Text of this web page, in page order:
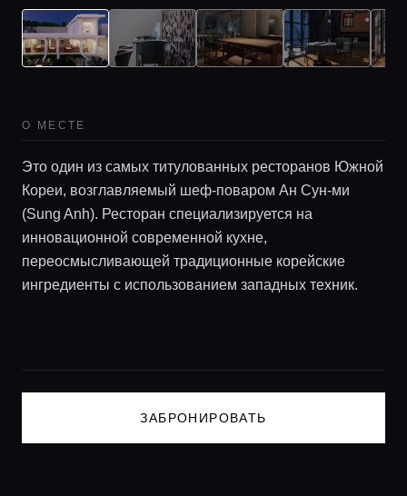
Локации
Гиды
Консьерж сервис
О МЕСТЕ
Это один из самых титулованных ресторанов Южной
Кореи, возглавляемый шеф-поваром Ан Сун-ми
(Sung Anh). Ресторан специализируется на
инновационной современной кухне,
переосмысливающей традиционные корейские
ингредиенты с использованием западных техник.
ЗАБРОНИРОВАТЬ